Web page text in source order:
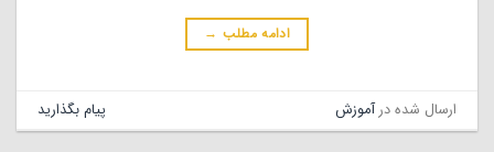
ادامه مطلب →
ارسال شده درآموزش پیام بگذارید